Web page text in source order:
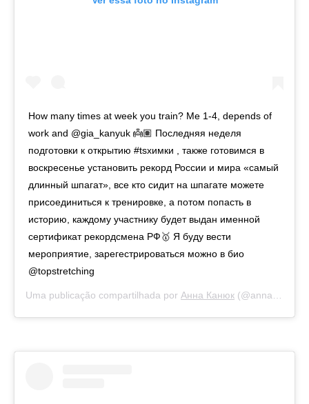
How many times at week you train? Me 1-4, depends of
work and @gia_kanyuk 👼🏽 Последняя неделя
подготовки к открытию #tsхимки , также готовимся в
воскресенье установить рекорд России и мира «самый
длинный шпагат», все кто сидит на шпагате можете
присоединиться к тренировке, а потом попасть в
историю, каждому участнику будет выдан именной
сертификат рекордсмена РФ🥇 Я буду вести
мероприятие, зарегестрироваться можно в био
@topstretching
Uma publicação compartilhada por Анна Канюк (@anna_kanyuk) em